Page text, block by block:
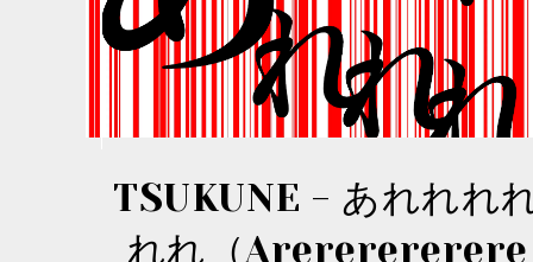
TSUKUNE - あれれれ
れれ（Arererererere